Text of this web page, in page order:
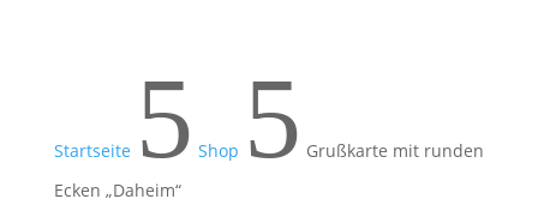
Startseite 5 Shop 5 Grußkarte mit runden
Ecken „Daheim“